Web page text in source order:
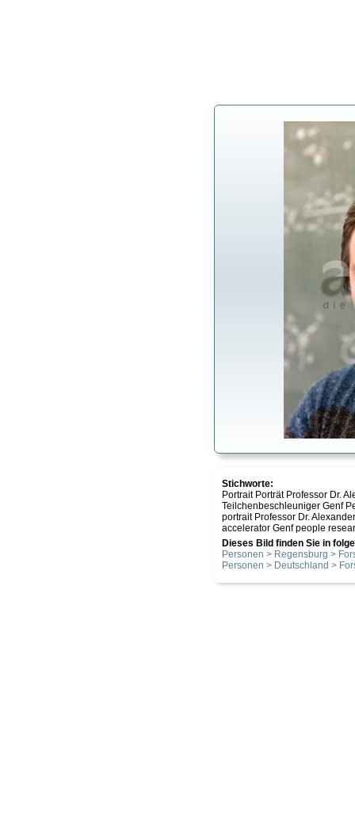
Stichworte:
Portrait Porträt Professor Dr.
Teilchenbeschleuniger Genf
portrait Professor Dr.
accelerator Genf people
Dieses Bild finden Sie in
Personen > Regensburg >
Personen > Deutschland >